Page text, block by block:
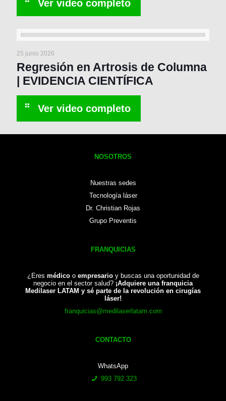
25 junio 2026
Regresión en Artrosis de Columna
| EVIDENCIA CIENTÍFICA
NOSOTROS
Nuestras sedes
Tecnología láser
Dr. Christian Rojas
Grupo Preventis
FRANQUICIAS
¿Eres médicoo empresarioy buscas una oportunidad de
negocio en el sector salud? ¡Adquiere una franquicia
Medilaser LATAM y sé parte de la revolución en cirugías
láser!
franquicias@medilaserlatam.com
CONTACTO
WhatsApp
993 792 323